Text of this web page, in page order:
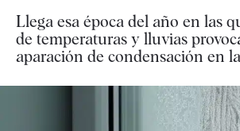
Llega esa época del año en las
de temperaturas y lluvias
aparación de condensación en